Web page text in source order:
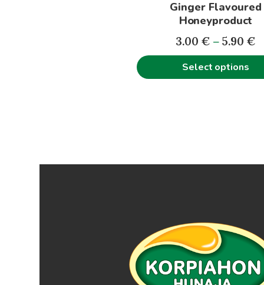
Ginger Flavoured
Honeyproduct
3.00 € – 5.90 €
Select options
product
page